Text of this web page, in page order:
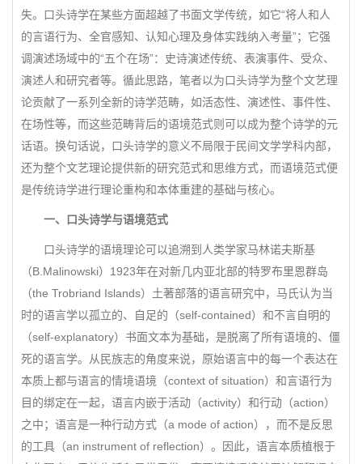
失。口头诗学在某些方面超越了书面文学传统，如它“将人和人
的言语行为、全官感知、认知心理及身体实践纳入考量”；它强
调演述场域中的“五个在场”：史诗演述传统、表演事件、受众、
演述人和研究者等。循此思路，笔者以为口头诗学为整个文艺理
论贡献了一系列全新的诗学范畴，如活态性、演述性、事件性、
在场性等，而这些范畴背后的语境范式则可以成为整个诗学的元
话语。换句话说，口头诗学的意义不局限于民间文学学科内部，
还为整个文艺理论提供新的研究范式和思维方式，而语境范式便
是传统诗学进行理论重构和本体重建的基础与核心。
一、口头诗学与语境范式
口头诗学的语境理论可以追溯到人类学家马林诺夫斯基
（B.Malinowski）1923年在对新几内亚北部的特罗布里恩群岛
（the Trobriand Islands）土著部落的语言研究中，马氏认为当
时的语言学以孤立的、自足的（self-contained）和不言自明的
（self-explanatory）书面文本为基础，是脱离了所有语境的、僵
死的语言学。从民族志的角度来说，原始语言中的每一个表达在
本质上都与语言的情境语境（context of situation）和言语行为
目的绑定在一起，语言内嵌于活动（activity）和行动（action）
之中；语言是一种行动方式（a mode of action），而不是反思
的工具（an instrument of reflection）。因此，语言本质植根于